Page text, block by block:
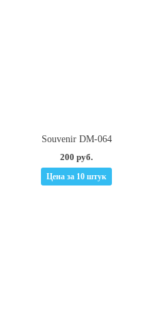
Souvenir DM-064
200 руб.
Цена за 10 штук